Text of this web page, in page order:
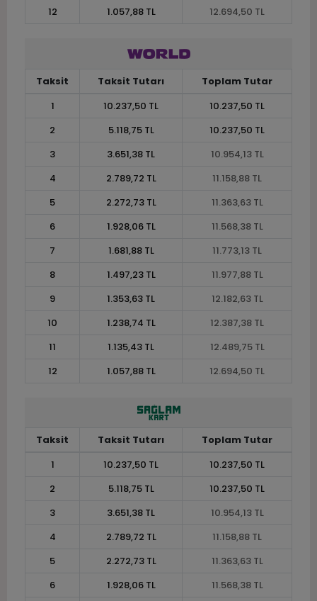
12
1.057,88 TL 12.694,50 TL
Taksit Taksit Tutarı
Toplam Tutar
1
10.237,50 TL
10.237,50 TL
2
5.118,75 TL
10.237,50 TL
3
3.651,38 TL
10.954,13 TL
4
2.789,72 TL
11.158,88 TL
5
2.272,73 TL
11.363,63 TL
6
1.928,06 TL
11.568,38 TL
7
1.681,88 TL
11.773,13 TL
8
1.497,23 TL
11.977,88 TL
9
1.353,63 TL
12.182,63 TL
10
1.238,74 TL
12.387,38 TL
11
1.135,43 TL
12.489,75 TL
12
1.057,88 TL 12.694,50 TL
Taksit Taksit Tutarı
Toplam Tutar
1
10.237,50 TL
10.237,50 TL
2
5.118,75 TL
10.237,50 TL
3
3.651,38 TL
10.954,13 TL
4
2.789,72 TL
11.158,88 TL
5
2.272,73 TL
11.363,63 TL
6
1.928,06 TL
11.568,38 TL